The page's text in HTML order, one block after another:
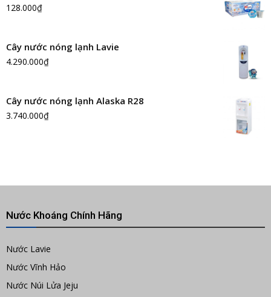
128.000₫
Cây nước nóng lạnh Lavie
4.290.000₫
Cây nước nóng lạnh Alaska R28
3.740.000₫
Nước Khoáng Chính Hãng
Nước Lavie
Nước Vĩnh Hảo
Nước Núi Lửa Jeju